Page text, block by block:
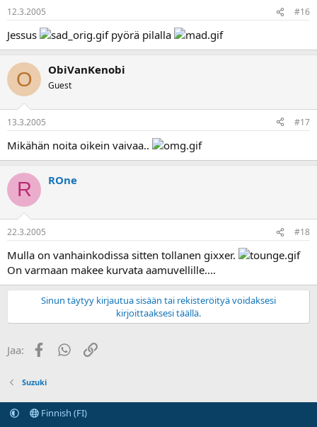
12.3.2005 #16
Jessus pyörä pilalla
O ObiVanKenobi
Guest
13.3.2005 #17
Mikähän noita oikein vaivaa..
R ROne
22.3.2005 #18
Mulla on vanhainkodissa sitten tollanen gixxer.
On varmaan makee kurvata aamuvellille....
Sinun täytyy kirjautua sisään tai rekisteröityä voidaksesi
kirjoittaaksesi täällä.
Jaa: FacebookWhatsApp
Linkki
Suzuki
Finnish (FI)